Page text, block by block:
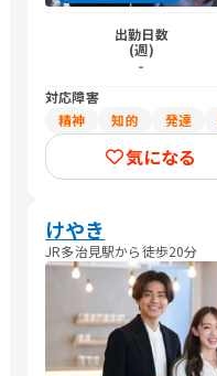
出勤日数
(週)
-
対応障害
精神
知的 発達
気になる
けやき
JR多治見駅から徒歩20分